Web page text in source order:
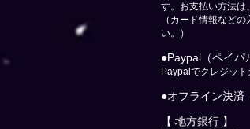
す。お支払い方法は
（カード情報など
い。）
●Paypal（ペイパ
Paypalでクレジッ
●オフライン決済
【 地方銀行 】